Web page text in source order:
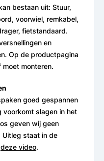
bestaan uit: Stuur,
voorwiel, remkabel,
fietstandaard.
en
Op de productpagina
monteren.
goed gespannen
voorkomt slagen in het
geven wij geen
Uitleg staat in de
deze video.